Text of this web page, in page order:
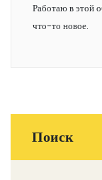
Работаю в этой
что-то новое.
Поиск